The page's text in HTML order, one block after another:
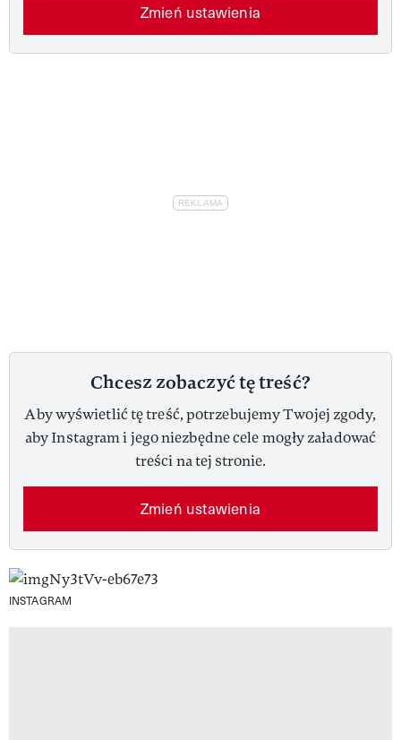
Zmień ustawienia
Chcesz zobaczyć tę treść?
Aby wyświetlić tę treść, potrzebujemy Twojej zgody,
aby Instagram i jego niezbędne cele mogły załadować
treści na tej stronie.
Zmień ustawienia
INSTAGRAM